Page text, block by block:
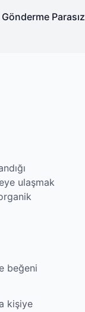
Parasız
ulaşmak
beğeni
kişiye